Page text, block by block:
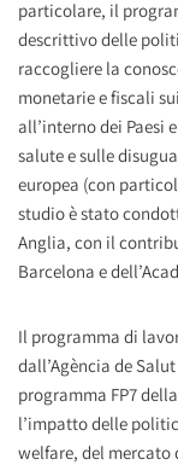
particolare, il
descrittivo delle
raccogliere la
monetarie e fiscali
all’interno dei Paesi
salute e sulle
europea (con
studio è stato
Anglia, con il
Barcelona e
Il programma di
dall’Agència de
programma FP7
l’impatto delle
welfare, del mercato